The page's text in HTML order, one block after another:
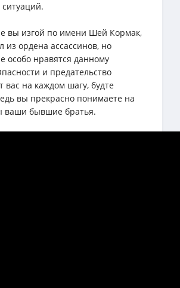
вы изгой по имени Шей Кормак,
из ордена ассассинов, но
особо нравятся данному
и предательство
вас на каждом шагу, будте
вы прекрасно понимаете на
ваши бывшие братья.